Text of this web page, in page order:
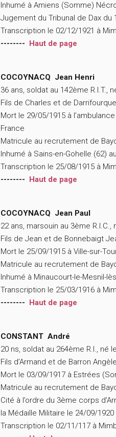
Inhumé à Amiens (Somme)
Jugement du Tribunal de Dax du
Transcription le 02/12/1921 à
-------- Haut de page
COCOYNACQ Jean Henri
36 ans, soldat au 142ème R.I.T.,
Fils de Charles et de
Mort le 29/05/1915 à
France
Matricule au recrutement de
Inhumé à Sains-en-Gohelle (62)
Transcription le 25/08/1915 à
-------- Haut de page
COCOYNACQ Jean Paul
22 ans, marsouin au 3ème
Fils de Jean et de Bonnebaigt
Mort le 25/09/1915 à Ville-sur-
Matricule au recrutement de
Inhumé à Minaucourt-le-Mesnil-
Transcription le 25/03/1916 à
-------- Haut de page
CONSTANT André
20 ns, soldat au 264ème R.I., né
Fils d’Armand et de Barron Angèle
Mort le 03/09/1917 à Estrées
Matricule au recrutement de
Cité à l’ordre du 3ème corps
la Médaille Militaire le 24/09/
Transcription le 02/11/117 à